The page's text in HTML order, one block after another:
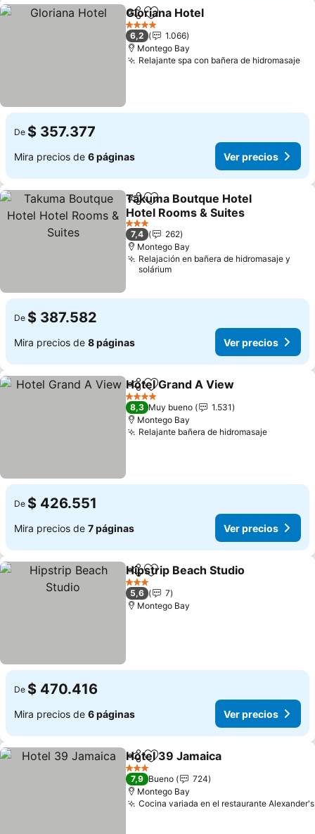
CompartirAgregar a favoritos
Gloriana Hotel
4 Estrellas
6,2
1.066
Montego Bay
Relajante spa con bañera de hidromasaje
De $ 357.377
Mira precios de 6 páginas Ver precios
Compartir
Agregar a favoritos
Takuma Boutque Hotel
Hotel Rooms & Suites
Ver precios
3 Estrellas
7,4
262
Montego Bay
Relajación en bañera de hidromasaje y
solárium
De $ 387.582
Mira precios de 8 páginas Ver precios
CompartirAgregar a favoritos
Hotel Grand A View
4 Estrellas
8,3 Muy bueno
1.531
Montego Bay
Relajante bañera de hidromasajeVer
De $ 426.551
Mira precios de 7 páginas Ver precios
CompartirAgregar a favoritos
Hipstrip Beach Studio
3 Estrellas
5,6
7
Montego Bay
De $ 470.416
Mira precios de 6 páginas Ver precios
CompartirAgregar a favoritos
Hotel 39 Jamaica
3 Estrellas
7,9 Bueno
724
Montego Bay
Cocina variada en el restaurante Alexander's